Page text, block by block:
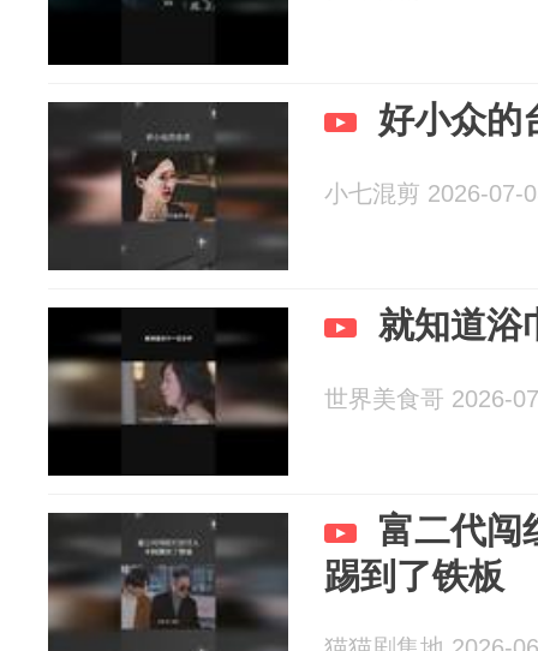
好小众的
小七混剪 2026-07-
就知道浴
世界美食哥 2026-
富二代闯
踢到了铁板